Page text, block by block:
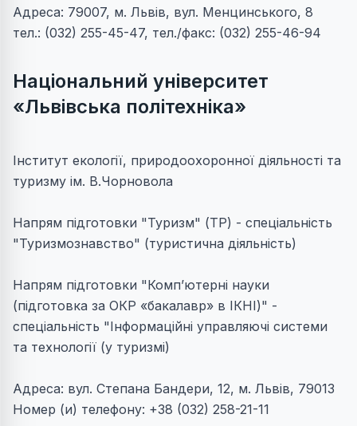
Адреса: 79007, м. Львів, вул. Менцинського, 8
тел.: (032) 255-45-47, тел./факс: (032) 255-46-94
Національний університет
«Львівська політехніка»
Інститут екології, природоохоронної діяльності та
туризму ім. В.Чорновола
Напрям підготовки "Туризм" (ТР) - спеціальність
"Туризмознавство" (туристична діяльність)
Напрям підготовки "Комп’ютерні науки
(підготовка за ОКР «бакалавр» в ІКНІ)" -
спеціальність "Інформаційні управляючі системи
та технології (у туризмі)
Адреса: вул. Степана Бандери, 12, м. Львів, 79013
Номер (и) телефону: +38 (032) 258-21-11